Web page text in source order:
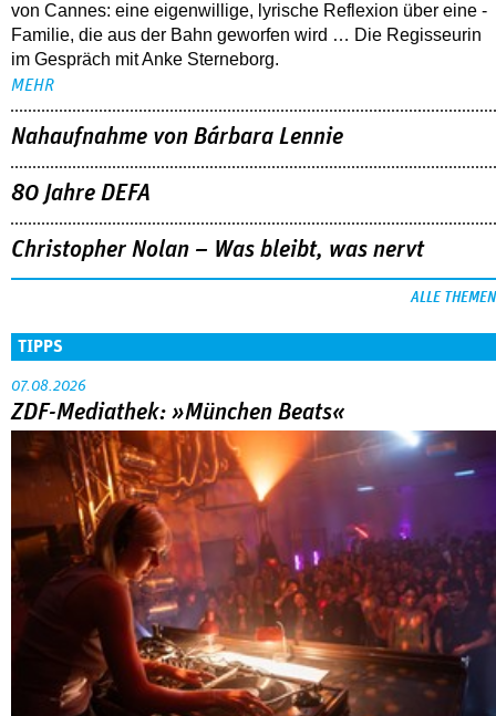
von Cannes: eine eigenwillige, lyrische Reflexion über eine ­
Familie, die aus der Bahn geworfen wird … Die Regisseurin
im Gespräch mit Anke Sterneborg.
MEHR
Nahaufnahme von Bárbara Lennie
80 Jahre DEFA
Christopher Nolan – Was bleibt, was nervt
ALLE THEMEN
TIPPS
07.08.2026
ZDF-Mediathek: »München Beats«